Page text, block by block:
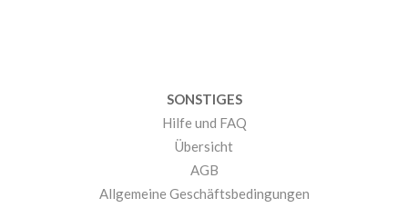
SONSTIGES
Hilfe und FAQ
Übersicht
AGB
Allgemeine Geschäftsbedingungen